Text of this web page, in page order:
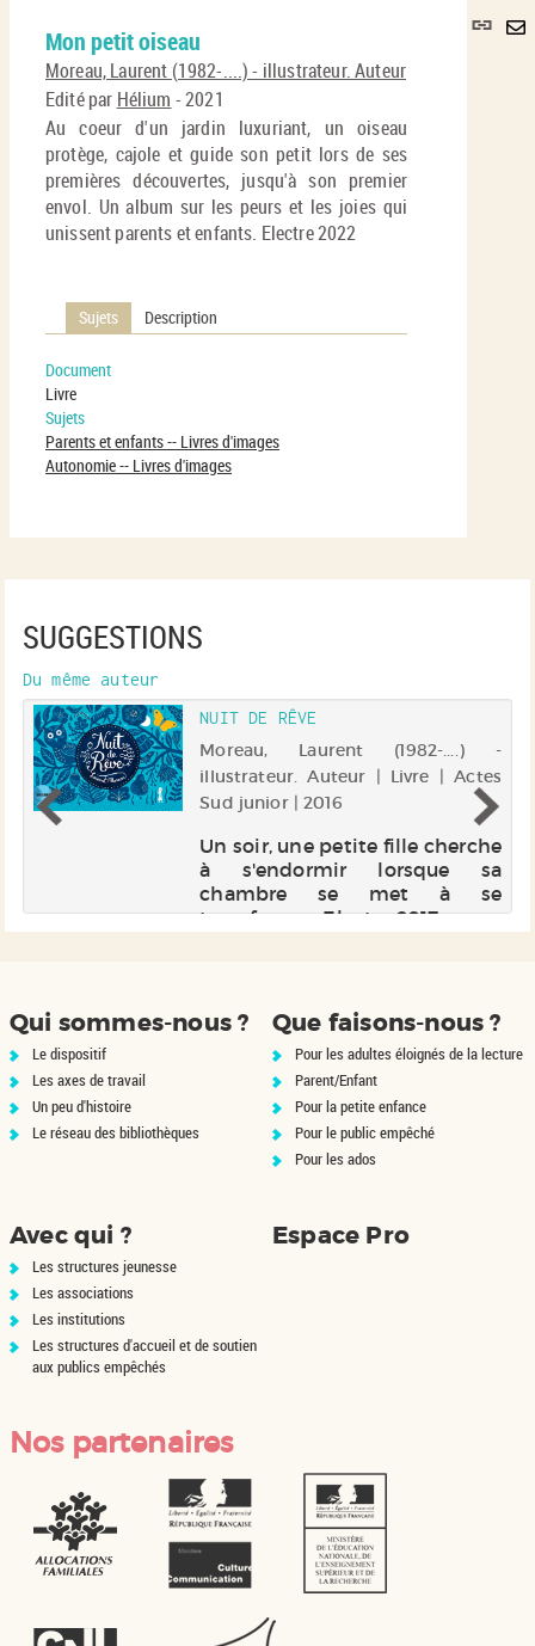
Lien
Mon petit oiseau
Moreau, Laurent (1982-....) - illustrateur. Auteur
Edité par Hélium - 2021
Au coeur d'un jardin luxuriant, un oiseau
protège, cajole et guide son petit lors de ses
premières découvertes, jusqu'à son premier
envol. Un album sur les peurs et les joies qui
unissent parents et enfants. Electre 2022
Sujets Description
Document
Livre
Sujets
Parents et enfants -- Livres d'images
Autonomie -- Livres d'images
SUGGESTIONS
Du même auteur
NUIT DE RÊVE
Moreau, Laurent (1982-....) -
illustrateur. Auteur | Livre | Actes
Sud junior | 2016
Un soir, une petite fille cherche
à s'endormir lorsque sa
chambre se met à se
transformer. Electre 2017
Qui sommes-nous ?
Le dispositif
Les axes de travail
Un peu d'histoire
Le réseau des bibliothèques
Que faisons-nous ?
Pour les adultes éloignés de la lecture
Parent/Enfant
Pour la petite enfance
Pour le public empêché
Pour les ados
Avec qui ?
Les structures jeunesse
Les associations
Les institutions
Les structures d'accueil et de soutien
aux publics empêchés
Espace Pro
Nos partenaires